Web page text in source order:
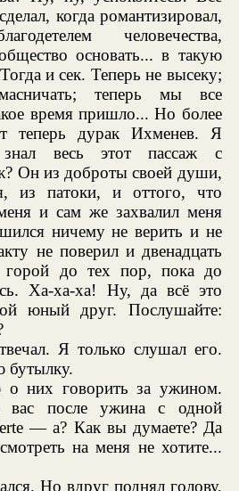
когда романтизировал,
человечества,
основать... в такую
и сек. Теперь не высеку;
теперь мы все
время пришло... Но более
теперь дурак Ихменев. Я
весь этот пассаж с
Он из доброты своей души,
из патоки, и оттого, что
и сам же захвалил меня
ничему не верить и не
не поверил и двенадцать
горой до тех пор, пока до
Ха-ха-ха! Ну, да всё это
юный друг. Послушайте:
Я только слушал его.
бутылку.
них говорить за ужином.
после ужина с одной
— а? Как вы думаете? Да
на меня не хотите...
Но вдруг поднял голову,